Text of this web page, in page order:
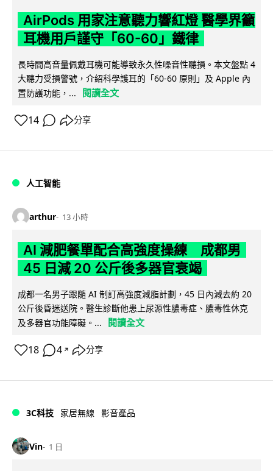
AirPods 用家注意聽力響紅燈 醫學界籲
耳機用戶謹守「60-60」鐵律
長時間高音量佩戴耳機可能導致永久性噪音性聽損。本文盤點 4
大聽力受損警號，介紹科學護耳的「60-60 原則」及 Apple 內
置防護功能，...
閱讀全文
14 分享
人工智能
arthur 13 小時
AI 減肥餐單配合高強度操練 成都男
45 日減 20 公斤後多器官衰竭
成都一名男子跟隨 AI 制訂高強度減脂計劃，45 日內減去約 20
公斤後昏迷送院。醫生診斷他患上尿源性膿毒症、膿毒性休克
及多器官功能障礙。...
閱讀全文
18 4 ↗ 分享
3C科技 家居無線 影音產品
Vin 1 日